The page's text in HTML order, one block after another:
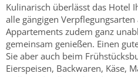
Kulinarisch überlässt das Hotel
alle gängigen
Appartements zudem ganz
gemeinsam genießen. Einen
Sie aber auch beim
Eierspeisen, Backwaren, Käse,